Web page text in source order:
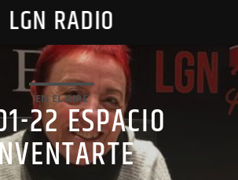
LGN RADIO
EN EL AIRE
22 ESPACIO